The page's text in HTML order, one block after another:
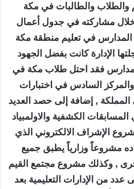
والطلاب والطالبات في مكة
خلال مشاركته في جدول أعمال
المدارس في تعليم منطقة مكة
الإدارة كانت بفضل الجهود
المدارس فقد احتل طلاب مكة في
والمركز السادس في اختبارات
, إضافة إلى حصد العديد
الكشفية والاولمبياد
الإشراف الالكتروني الذي
مشروعاً وزارياً يطبق جميع
, وكذلك مشروع مجتمع القيم
عدد من الإدارات التعليمية بعد